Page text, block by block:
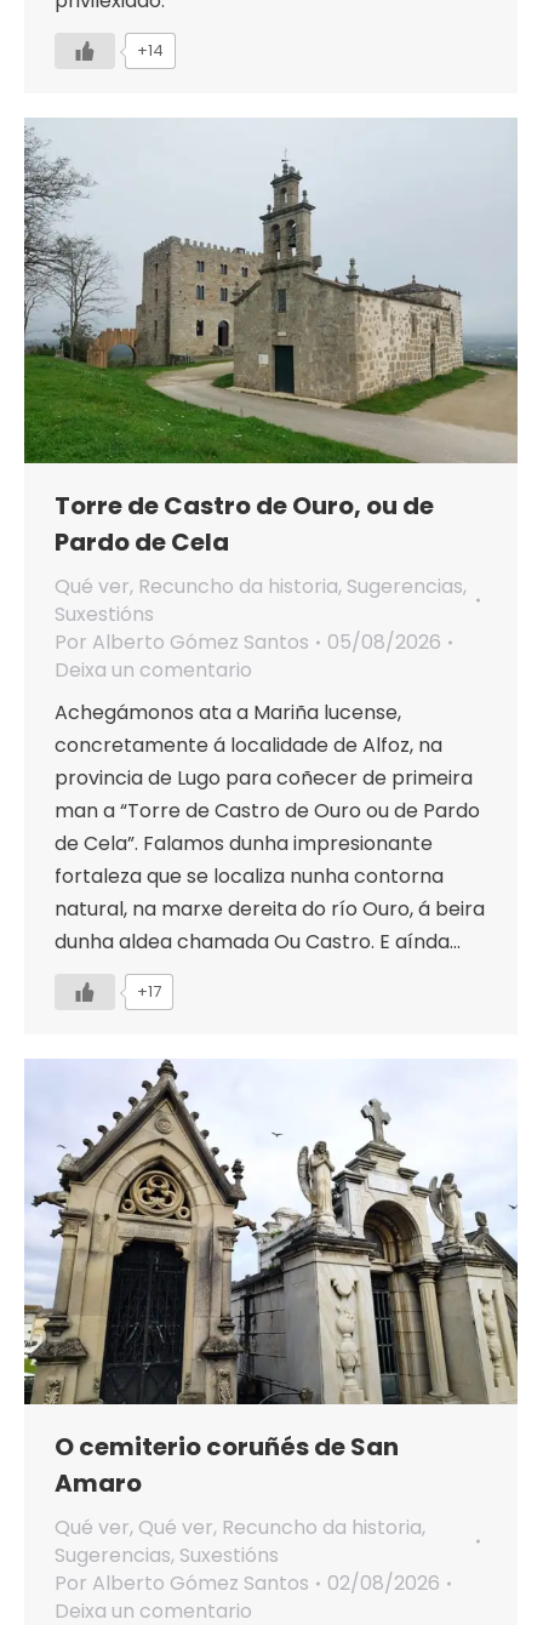
+14
Torre de Castro de Ouro, ou de
Pardo de Cela
Qué ver, Recuncho da historia, Sugerencias,
Suxestións
Por Alberto Gómez Santos
05/08/2026
Deixa un comentario
Achegámonos ata a Mariña lucense,
concretamente á localidade de Alfoz, na
provincia de Lugo para coñecer de primeira
man a “Torre de Castro de Ouro ou de Pardo
de Cela”. Falamos dunha impresionante
fortaleza que se localiza nunha contorna
natural, na marxe dereita do río Ouro, á beira
dunha aldea chamada Ou Castro. E aínda…
+17
O cemiterio coruñés de San
Amaro
Qué ver, Qué ver, Recuncho da historia,
Sugerencias, Suxestións
Por Alberto Gómez Santos
02/08/2026
Deixa un comentario